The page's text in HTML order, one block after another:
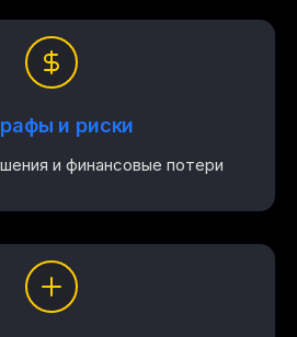
и риски
и финансовые потери